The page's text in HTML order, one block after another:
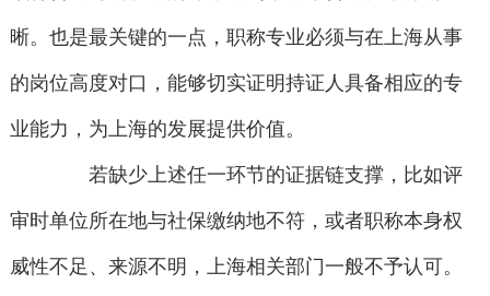
晰。也是最关键的一点，职称专业必须与在上海从事
的岗位高度对口，能够切实证明持证人具备相应的专
业能力，为上海的发展提供价值。
若缺少上述任一环节的证据链支撑，比如评
审时单位所在地与社保缴纳地不符，或者职称本身权
威性不足、来源不明，上海相关部门一般不予认可。